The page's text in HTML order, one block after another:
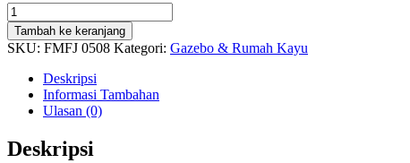
Kuantitas
Jual
Gazebo
Kayu
Minimalis
Modern
Terbaru
Murah
(Gelugu
Kelapa
Tambah ke keranjang
SKU: FMFJ 0508 Kategori: Gazebo & Rumah Kayu
Deskripsi
Informasi Tambahan
Ulasan (0)
Deskripsi